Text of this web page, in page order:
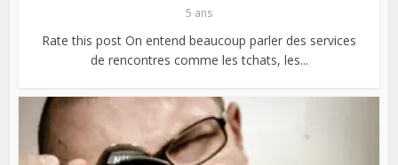
5 ans
Rate this post On entend beaucoup parler des services
de rencontres comme les tchats, les...